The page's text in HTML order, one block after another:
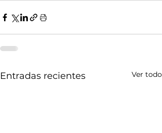
Entradas recientes Ver todo